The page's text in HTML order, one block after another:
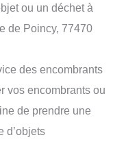
ou un déchet à
de Poincy, 77470
des encombrants
vos encombrants ou
de prendre une
d’objets